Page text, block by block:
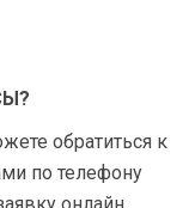
обратиться к
по телефону